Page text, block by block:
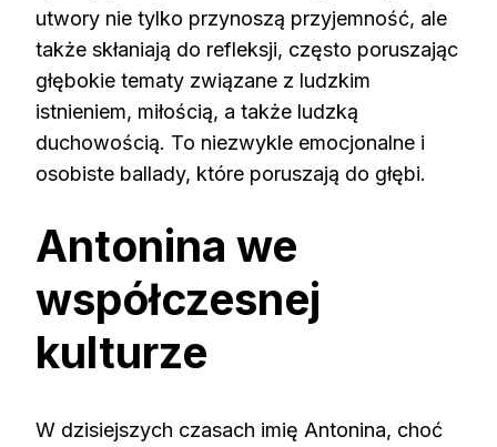
utwory nie tylko przynoszą przyjemność, ale
także skłaniają do refleksji, często poruszając
głębokie tematy związane z ludzkim
istnieniem, miłością, a także ludzką
duchowością. To niezwykle emocjonalne i
osobiste ballady, które poruszają do głębi.
Antonina we
współczesnej
kulturze
W dzisiejszych czasach imię Antonina, choć